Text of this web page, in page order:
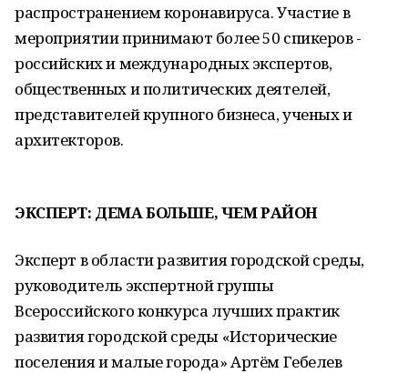
распространением коронавируса. Участие в
мероприятии принимают более 50 спикеров -
российских и международных экспертов,
общественных и политических деятелей,
представителей крупного бизнеса, ученых и
архитекторов.
ЭКСПЕРТ: ДЕМА БОЛЬШЕ, ЧЕМ РАЙОН
Эксперт в области развития городской среды,
руководитель экспертной группы
Всероссийского конкурса лучших практик
развития городской среды «Исторические
поселения и малые города» Артём Гебелев